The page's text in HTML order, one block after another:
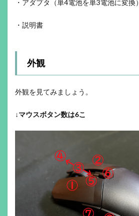
・アダプタ（単4電池を単3電池に変換）
・説明書
外観
外観を見てみましょう。
↓マウスボタン数は6こ